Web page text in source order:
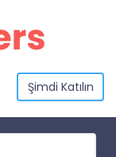
Şimdi Katılın